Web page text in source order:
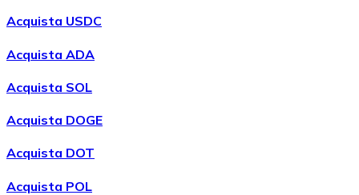
AcquistareAvalanche
AVAX
Acquista USDC
Acquista ADA
Acquista SOL
Acquista DOGE
Acquista DOT
Acquista POL